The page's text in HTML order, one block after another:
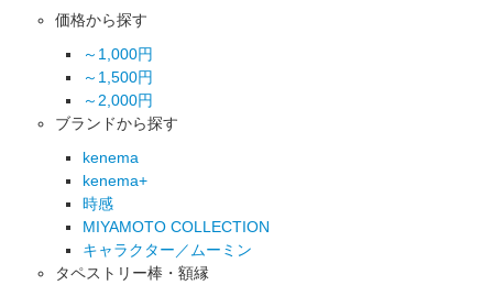
価格から探す
～1,000円
～1,500円
～2,000円
ブランドから探す
kenema
kenema+
時感
MIYAMOTO COLLECTION
キャラクター／ムーミン
タペストリー棒・額縁